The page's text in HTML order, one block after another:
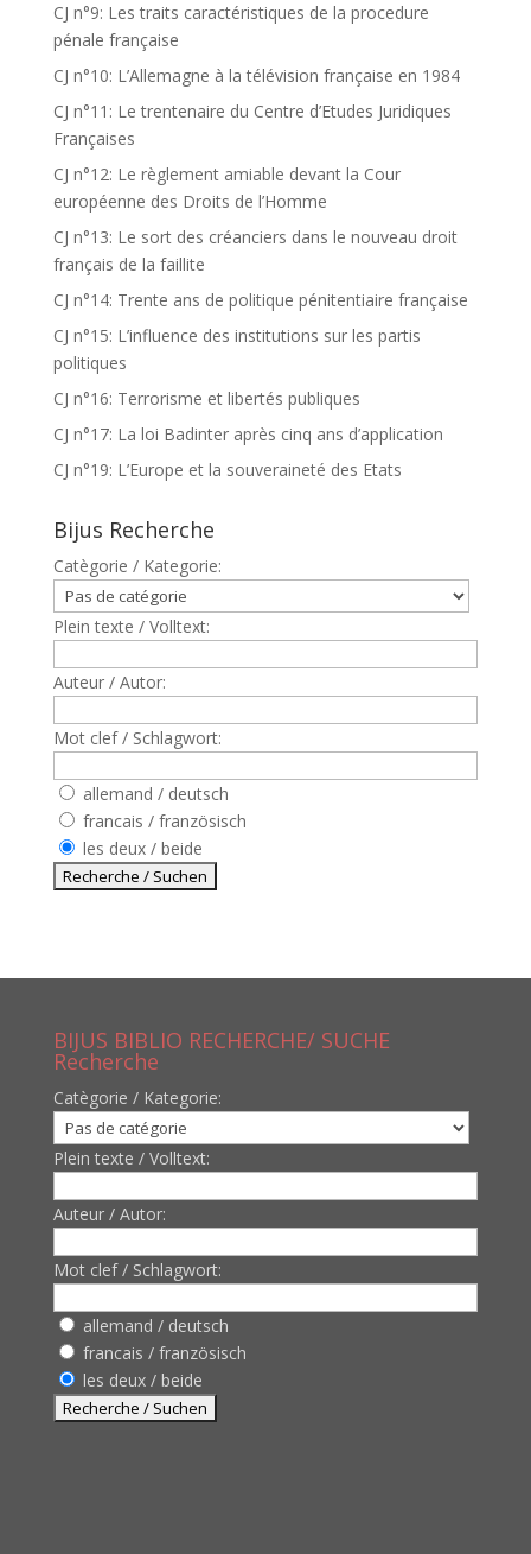
CJ n°9: Les traits caractéristiques de la procedure
pénale française
CJ n°10: L’Allemagne à la télévision française en 1984
CJ n°11: Le trentenaire du Centre d’Etudes Juridiques
Françaises
CJ n°12: Le règlement amiable devant la Cour
européenne des Droits de l’Homme
CJ n°13: Le sort des créanciers dans le nouveau droit
français de la faillite
CJ n°14: Trente ans de politique pénitentiaire française
CJ n°15: L’influence des institutions sur les partis
politiques
CJ n°16: Terrorisme et libertés publiques
CJ n°17: La loi Badinter après cinq ans d’application
CJ n°19: L’Europe et la souveraineté des Etats
Bijus Recherche
Catègorie / Kategorie:
Plein texte / Volltext:
Auteur / Autor:
Mot clef / Schlagwort:
allemand / deutsch
francais / französisch
les deux / beide
BIJUS BIBLIO RECHERCHE/ SUCHE
Recherche
Catègorie / Kategorie:
Plein texte / Volltext:
Auteur / Autor:
Mot clef / Schlagwort:
allemand / deutsch
francais / französisch
les deux / beide